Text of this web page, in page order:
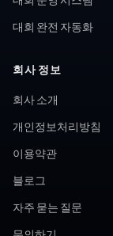
대회 완전 자동화
회사 정보
회사 소개
개인정보처리방침
이용약관
블로그
자주 묻는 질문